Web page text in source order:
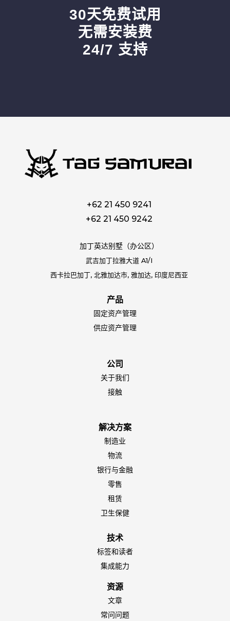
30天免费试用
无需安装费
24/7 支持
+62 21 450 9241
+62 21 450 9242
加丁英达别墅（办公区）
武吉加丁拉雅大道 A1/I
西卡拉巴加丁, 北雅加达市, 雅加达, 印度尼西亚
产品
固定资产管理
供应资产管理
公司
关于我们
接触
解决方案
制造业
物流
银行与金融
零售
租赁
卫生保健
技术
标签和读者
集成能力
资源
文章
常问问题